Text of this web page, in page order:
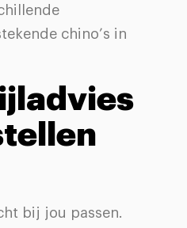
chino’s in
bij jou passen.